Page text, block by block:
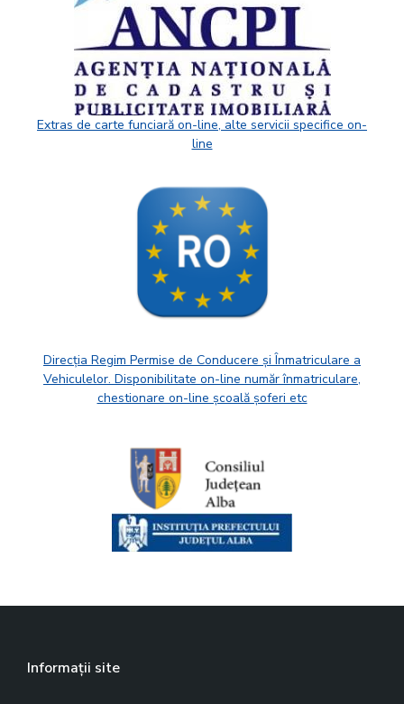
Extras de carte funciară on-line, alte servicii specifice on-
line
Direcția Regim Permise de Conducere și Înmatriculare a
Vehiculelor. Disponibilitate on-line număr înmatriculare,
chestionare on-line școală șoferi etc
Informații site